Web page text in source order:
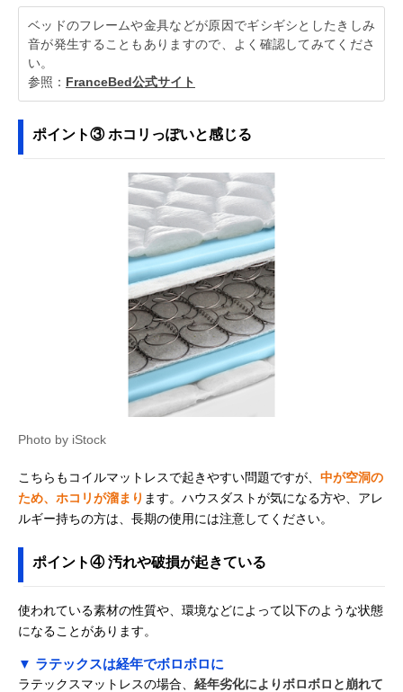
ベッドのフレームや金具などが原因でギシギシとしたきしみ
音が発生することもありますので、よく確認してみてくださ
い。
参照： FranceBed公式サイト
ポイント③ ホコリっぽいと感じる
Photo by iStock
こちらもコイルマットレスで起きやすい問題ですが、 中が空洞の
ため、ホコリが溜まり ます。ハウスダストが気になる方や、アレ
ルギー持ちの方は、長期の使用には注意してください。
ポイント④ 汚れや破損が起きている
使われている素材の性質や、環境などによって以下のような状態
になることがあります。
▼ ラテックスは経年でボロボロに
ラテックスマットレスの場合、 経年劣化によりボロボロと崩れて